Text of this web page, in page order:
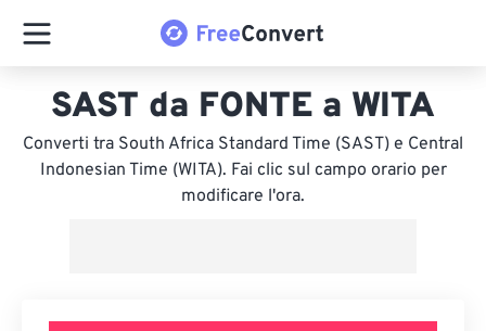
SAST da FONTE a WITA
Converti tra South Africa Standard Time (SAST) e Central
Indonesian Time (WITA). Fai clic sul campo orario per
modificare l'ora.